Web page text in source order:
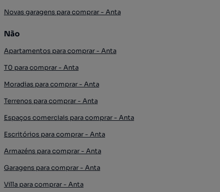
Novas garagens para comprar - Anta
Não
Apartamentos para comprar - Anta
T0 para comprar - Anta
Moradias para comprar - Anta
Terrenos para comprar - Anta
Espaços comerciais para comprar - Anta
Escritórios para comprar - Anta
Armazéns para comprar - Anta
Garagens para comprar - Anta
Villa para comprar - Anta